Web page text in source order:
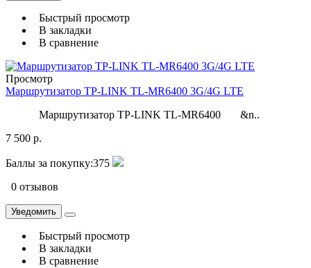
Быстрый просмотр
В закладки
В сравнение
Просмотр
Маршрутизатор TP-LINK TL-MR6400 3G/4G LTE
Маршрутизатор TP-LINK TL-MR6400 &n..
7 500 р.
Баллы за покупку:375
0 отзывов
Уведомить
Быстрый просмотр
В закладки
В сравнение